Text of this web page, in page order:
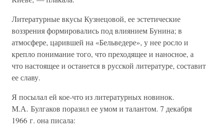
Литературные вкусы Кузнецовой, ее эстетические
воззрения формировались под влиянием Бунина; в
атмосфере, царившей на «Бельведере», у нее росло и
крепло понимание того, что преходящее и наносное, а
что настоящее и останется в русской литературе, составит
ее славу.
Я посылал ей кое-что из литературных новинок.
М.А. Булгаков поразил ее умом и талантом. 7 декабря
1966 г. она писала: